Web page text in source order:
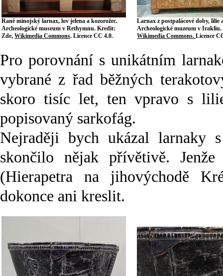
Raně minojský larnax, lov jelena a kozorožec.
Archeologické museum v Rethymnu. Kredit:
Zde, Wikimedia Commons. Licence CC 4.0.
Larnax z postpalácové doby, lilie
Archeologické muzeum v
Wikimedia Commons. Licence
Pro porovnání s unikátním
vybrané z řad běžných
skoro tisíc let, ten vpravo s
popisovaný sarkofág.
Nejraději bych ukázal larnaky
skončilo nějak přívětivě.
(Hierapetra na jihovýchodě
dokonce ani kreslit.